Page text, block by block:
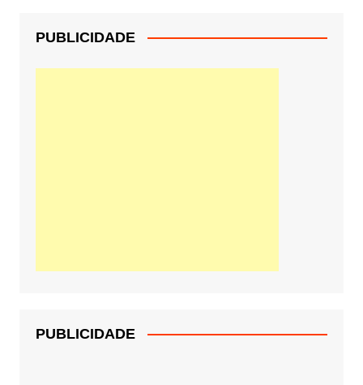
PUBLICIDADE
PUBLICIDADE